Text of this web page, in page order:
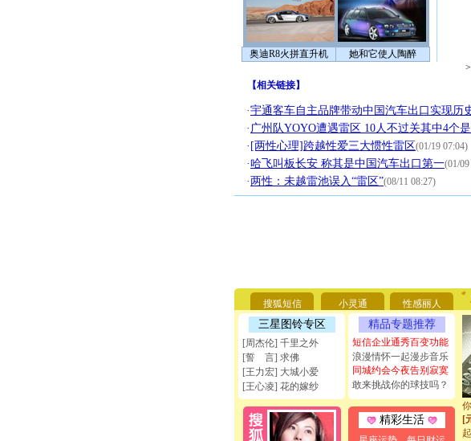
奥迪R8火拼直升机 她和它使人陶醉
【相关链接】
·宇通客车自主品牌带动中国汽车出口实现历
· 广州队YOYO遭遇雷区 10人不过关其中4个
· [两性心理]跨越性爱三大惯性雷区(01/19 07:04)
·哈飞叫板长安 称其是中国汽车出口第一(01/
· 两性：未越雷池误入“雷区”(08/11 08:27)
搜狐短信 小灵通 性感丽人
三星图铃专区
[周杰伦] 千里之外
[誓 言] 求佛
[王力宏] 大城小爱
[王心凌] 花的嫁纱
精品专题推荐
短信企业通秀百变功能
浪漫情怀一起漫步音乐
同城约会今夜告别寂寞
敢来挑战你的球技吗？
精彩生活
[
[
[